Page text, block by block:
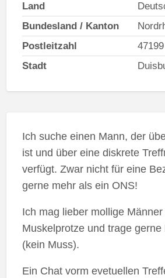
Land
Bundesland / Kanton
Postleitzahl
47199
Stadt
Ich suche einen Mann, der
ist und über eine diskrete
verfügt. Zwar nicht für eine
gerne mehr als ein ONS!
Ich mag lieber mollige Männer
Muskelprotze und trage
(kein Muss).
Ein Chat vorm evetuellen